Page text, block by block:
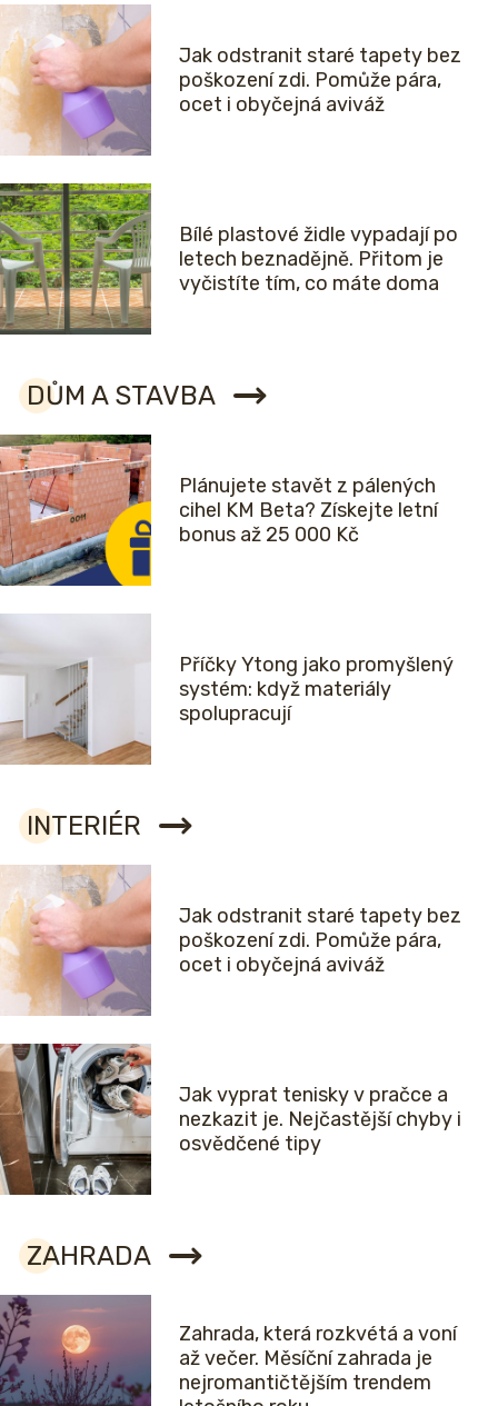
Jak odstranit staré tapety bez
poškození zdi. Pomůže pára,
ocet i obyčejná aviváž
Bílé plastové židle vypadají po
letech beznadějně. Přitom je
vyčistíte tím, co máte doma
DŮM A STAVBA
Plánujete stavět z pálených
cihel KM Beta? Získejte letní
bonus až 25 000 Kč
Příčky Ytong jako promyšlený
systém: když materiály
spolupracují
INTERIÉR
Jak odstranit staré tapety bez
poškození zdi. Pomůže pára,
ocet i obyčejná aviváž
Jak vyprat tenisky v pračce a
nezkazit je. Nejčastější chyby i
osvědčené tipy
ZAHRADA
Zahrada, která rozkvétá a voní
až večer. Měsíční zahrada je
nejromantičtějším trendem